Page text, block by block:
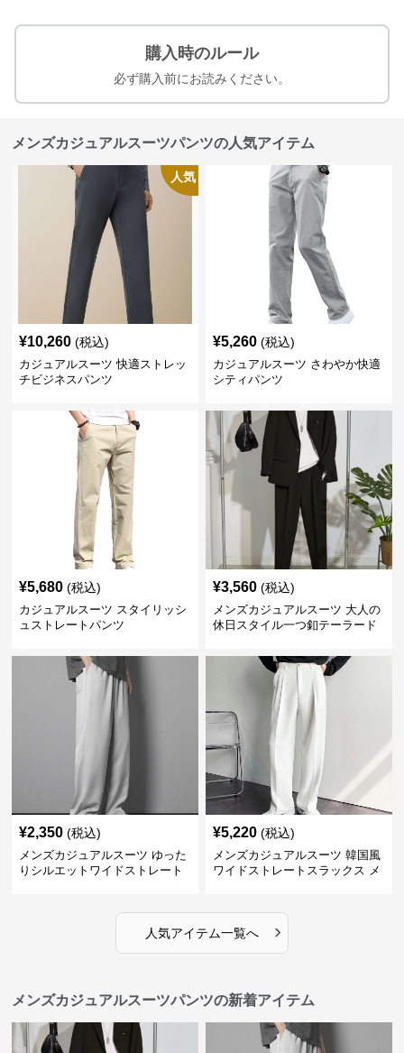
購入時のルール
必ず購入前にお読みください。
メンズカジュアルスーツパンツの人気アイテム
人気
¥10,260 (税込)
カジュアルスーツ 快適ストレッ
チビジネスパンツ
¥5,260 (税込)
カジュアルスーツ さわやか快適
シティパンツ
¥5,680 (税込)
カジュアルスーツ スタイリッシ
ュストレートパンツ
¥3,560 (税込)
メンズカジュアルスーツ 大人の
休日スタイル一つ釦テーラード
¥2,350 (税込)
メンズカジュアルスーツ ゆった
りシルエットワイドストレート
¥5,220 (税込)
メンズカジュアルスーツ 韓国風
ワイドストレートスラックス メ
人気アイテム一覧へ ›
メンズカジュアルスーツパンツの新着アイテム